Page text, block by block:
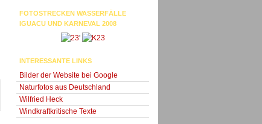
FOTOSTRECKEN WASSERFÄLLE
IGUACU UND KARNEVAL 2008
'
INTERESSANTE LINKS
Bilder der Website bei Google
Naturfotos aus Deutschland
Wilfried Heck
Windkraftkritische Texte